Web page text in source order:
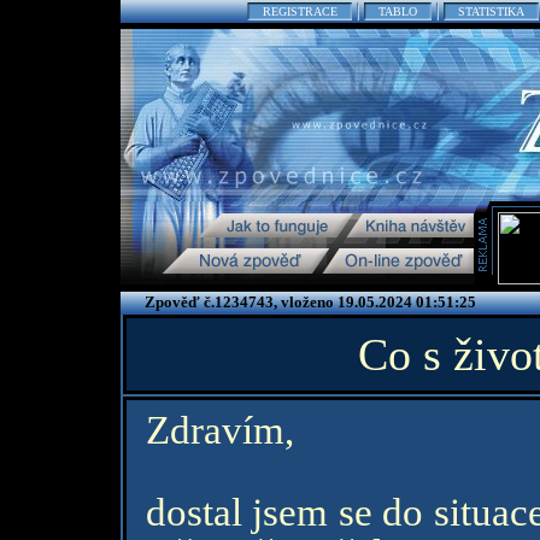
REGISTRACE TABLO STATISTIKA
Zpověď č.1234743, vloženo 19.05.2024 01:51:25
Co s
Zdravím,
dostal jsem se do